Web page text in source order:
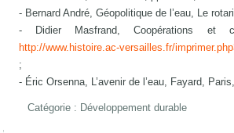
- Bernard André, Géopolitique de l’eau, Le
- Didier Masfrand, Coopérations et
http://www.histoire.ac-versailles.fr/
;
- Éric Orsenna, L’avenir de l’eau, Fayard,
Catégorie : Développement durable